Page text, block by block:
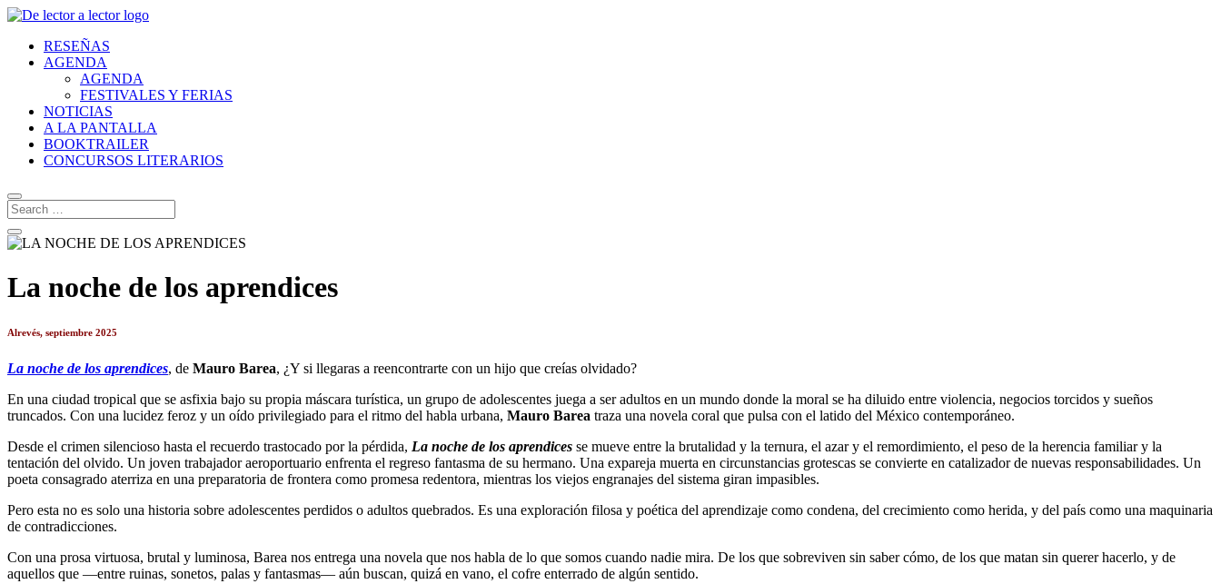
RESEÑAS
AGENDA
AGENDA
FESTIVALES Y FERIAS
NOTICIAS
A LA PANTALLA
BOOKTRAILER
CONCURSOS LITERARIOS
La noche de los aprendices
Alrevés, septiembre 2025
La noche de los aprendices, de Mauro Barea, ¿Y si llegaras a reencontrarte con un hijo que creías olvidado?
En una ciudad tropical que se asfixia bajo su propia máscara turística, un grupo de adolescentes juega a ser adultos en un mundo donde la moral se ha diluido entre violencia, negocios torcidos y sueños
truncados. Con una lucidez feroz y un oído privilegiado para el ritmo del habla urbana, Mauro Barea traza una novela coral que pulsa con el latido del México contemporáneo.
Desde el crimen silencioso hasta el recuerdo trastocado por la pérdida, La noche de los aprendices se mueve entre la brutalidad y la ternura, el azar y el remordimiento, el peso de la herencia familiar y la
tentación del olvido. Un joven trabajador aeroportuario enfrenta el regreso fantasma de su hermano. Una expareja muerta en circunstancias grotescas se convierte en catalizador de nuevas responsabilidades. Un
poeta consagrado aterriza en una preparatoria de frontera como promesa redentora, mientras los viejos engranajes del sistema giran impasibles.
Pero esta no es solo una historia sobre adolescentes perdidos o adultos quebrados. Es una exploración filosa y poética del aprendizaje como condena, del crecimiento como herida, y del país como una maquinaria
de contradicciones.
Con una prosa virtuosa, brutal y luminosa, Barea nos entrega una novela que nos habla de lo que somos cuando nadie mira. De los que sobreviven sin saber cómo, de los que matan sin querer hacerlo, y de
aquellos que —entre ruinas, sonetos, palas y fantasmas— aún buscan, quizá en vano, el cofre enterrado de algún sentido.